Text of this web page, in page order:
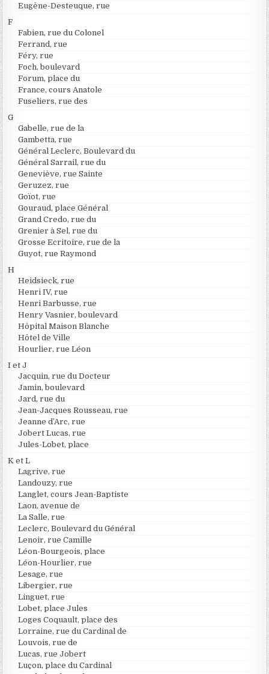
Eugène-Desteuque, rue
F
Fabien, rue du Colonel
Ferrand, rue
Féry, rue
Foch, boulevard
Forum, place du
France, cours Anatole
Fuseliers, rue des
G
Gabelle, rue de la
Gambetta, rue
Général Leclerc, Boulevard du
Général Sarrail, rue du
Geneviève, rue Sainte
Geruzez, rue
Goïot, rue
Gouraud, place Général
Grand Credo, rue du
Grenier à Sel, rue du
Grosse Ecritoire, rue de la
Guyot, rue Raymond
H
Heidsieck, rue
Henri IV, rue
Henri Barbusse, rue
Henry Vasnier, boulevard
Hôpital Maison Blanche
Hôtel de Ville
Hourlier, rue Léon
I et J
Jacquin, rue du Docteur
Jamin, boulevard
Jard, rue du
Jean-Jacques Rousseau, rue
Jeanne d’Arc, rue
Jobert Lucas, rue
Jules-Lobet, place
K et L
Lagrive, rue
Landouzy, rue
Langlet, cours Jean-Baptiste
Laon, avenue de
La Salle, rue
Leclerc, Boulevard du Général
Lenoir, rue Camille
Léon-Bourgeois, place
Léon-Hourlier, rue
Lesage, rue
Libergier, rue
Linguet, rue
Lobet, place Jules
Loges Coquault, place des
Lorraine, rue du Cardinal de
Louvois, rue de
Lucas, rue Jobert
Luçon, place du Cardinal